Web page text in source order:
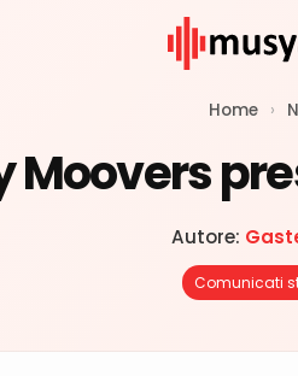
Home ›
Moovers
Autore:
Comunicati